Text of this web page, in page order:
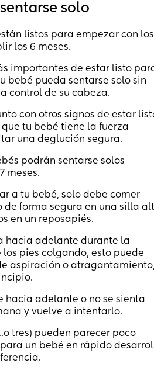
solo
listos para empezar con los
los 6 meses.
importantes de estar listo
bebé pueda sentarse solo sin
control de su cabeza.
con otros signos de estar
tu bebé tiene la fuerza
una deglución segura.
podrán sentarse solos
meses.
a tu bebé, solo debe comer
de forma segura en una silla
en un reposapiés.
hacia adelante durante la
pies colgando, esto puede
aspiración o
hacia adelante o no se sienta
y vuelve a intentarlo.
tres) pueden parecer poco
un bebé en rápido